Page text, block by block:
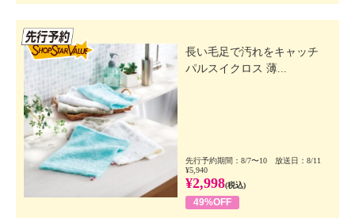
長い毛足で汚れをキャッチ
パルスイクロス 薄...
先行予約期間：8/7〜10 放送日：8/11
¥5,940
¥2,998(税込)
49%OFF